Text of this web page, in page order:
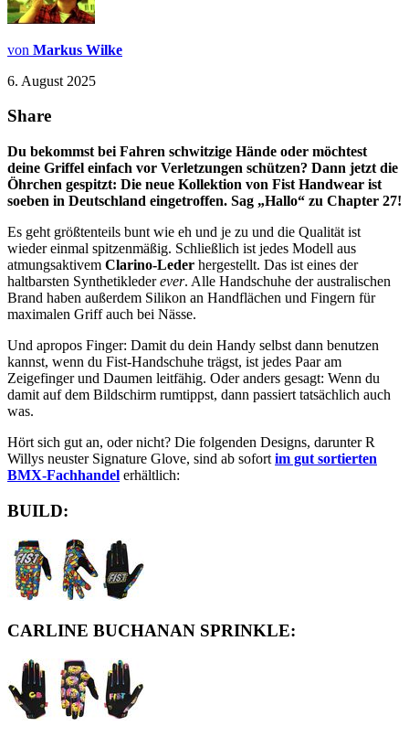
von Markus Wilke
6. August 2025
Share
Du bekommst bei Fahren schwitzige Hände oder möchtest
deine Griffel einfach vor Verletzungen schützen? Dann jetzt die
Öhrchen gespitzt: Die neue Kollektion von Fist Handwear ist
soeben in Deutschland eingetroffen. Sag „Hallo“ zu Chapter 27!
Es geht größtenteils bunt wie eh und je zu und die Qualität ist
wieder einmal spitzenmäßig. Schließlich ist jedes Modell aus
atmungsaktivem Clarino-Leder hergestellt. Das ist eines der
haltbarsten Synthetiklederever. Alle Handschuhe der australischen
Brand haben außerdem Silikon an Handflächen und Fingern für
maximalen Griff auch bei Nässe.
Und apropos Finger: Damit du dein Handy selbst dann benutzen
kannst, wenn du Fist-Handschuhe trägst, ist jedes Paar am
Zeigefinger und Daumen leitfähig. Oder anders gesagt: Wenn du
damit auf dem Bildschirm rumtippst, dann passiert tatsächlich auch
was.
Hört sich gut an, oder nicht? Die folgenden Designs, darunter R
Willys neuster Signature Glove, sind ab sofort im gut sortierten
BMX-Fachhandel erhältlich:
BUILD:
CARLINE BUCHANAN SPRINKLE: